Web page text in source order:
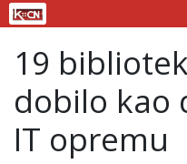
19
dobilo kao
IT opremu